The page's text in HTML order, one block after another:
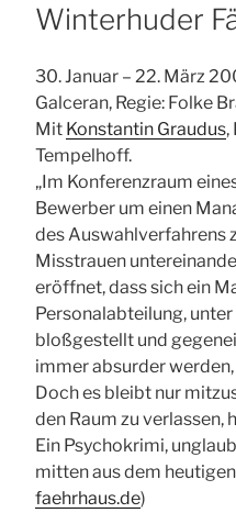
Winterhuder
30. Januar – 22. März
Galceran, Regie: Folke
Mit Konstantin Graudus,
Tempelhoff.
„Im Konferenzraum
Bewerber um einen
des Auswahlverfahrens
Misstrauen
eröffnet, dass sich ein
Personalabteilung,
bloßgestellt und
immer absurder
Doch es bleibt nur
den Raum zu verlassen,
Ein Psychokrimi,
mitten aus dem
faehrhaus.de)